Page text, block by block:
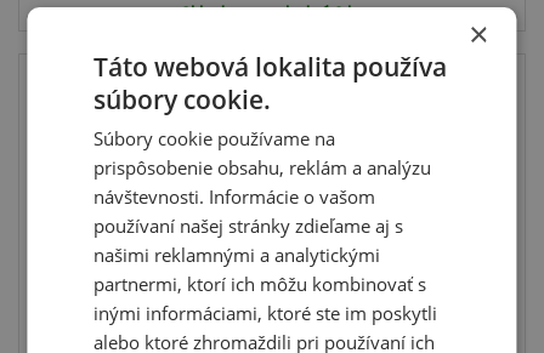
Skladom posledné 2 ks
Unica Super-pololesk 60 alkyd-uretánový lak s
×
Táto webová lokalita používa
súbory cookie.
Súbory cookie používame na
prispôsobenie obsahu, reklám a analýzu
návštevnosti. Informácie o vašom
používaní našej stránky zdieľame aj s
našimi reklamnými a analytickými
partnermi, ktorí ich môžu kombinovať s
inými informáciami, ktoré ste im poskytli
alebo ktoré zhromaždili pri používaní ich